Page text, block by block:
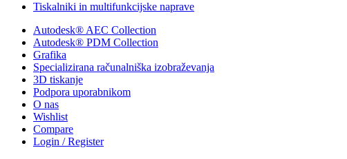
Tiskalniki in multifunkcijske naprave
Autodesk® AEC Collection
Autodesk® PDM Collection
Grafika
Specializirana računalniška izobraževanja
3D tiskanje
Podpora uporabnikom
O nas
Wishlist
Compare
Login / Register